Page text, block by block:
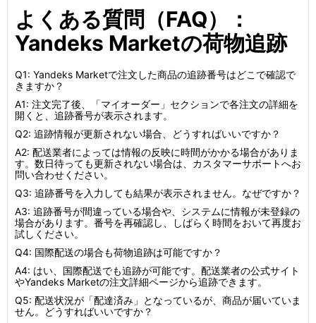
よくある質問（FAQ）：
Yandeks Marketの荷物追跡
Q1: Yandeks Marketで注文した商品の追跡番号はどこで確認で
きますか？
A1: 注文完了後、「マイオーダー」セクションで各注文の詳細を
開くと、追跡番号が表示されます。
Q2: 追跡情報が更新されない場合、どうすればいいですか？
A2: 配送業者によっては情報の反映に時間がかかる場合がありま
す。数日待っても更新されない場合は、カスタマーサポートへお
問い合わせください。
Q3: 追跡番号を入力しても結果が表示されません。なぜですか？
A3: 追跡番号が間違っている場合や、システムに情報が未登録の
場合があります。番号を再確認し、しばらく時間をおいて再度お
試しください。
Q4: 国際配送の場合も荷物追跡は可能ですか？
A4: はい、国際配送でも追跡が可能です。配送業者の公式サイト
やYandeks Marketの注文詳細ページから追跡できます。
Q5: 配送状況が「配達済み」となっているが、商品が届いていま
せん。どうすればいいですか？